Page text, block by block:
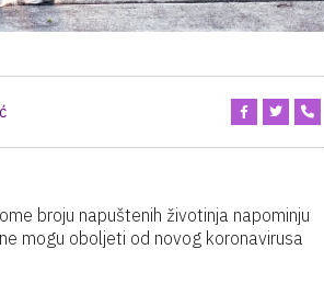
broju napuštenih životinja napominju
mogu oboljeti od novog koronavirusa